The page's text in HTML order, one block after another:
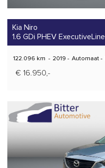
Kia Niro
1.6 GDi PHEV ExecutiveLine
122.096 km - 2019 - Automaat-
€ 16.950,-